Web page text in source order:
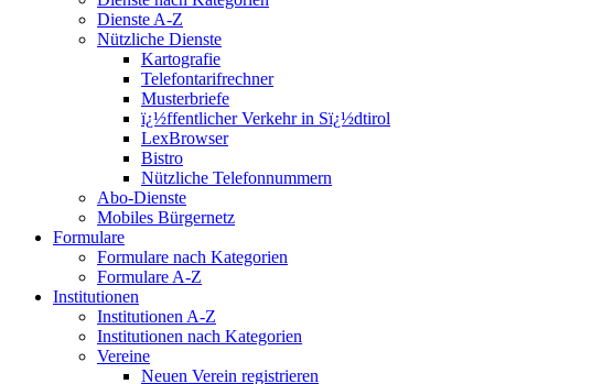
Dienste A-Z
Nützliche Dienste
Kartografie
Telefontarifrechner
Musterbriefe
ï¿½ffentlicher Verkehr in Sï¿½dtirol
LexBrowser
Bistro
Nützliche Telefonnummern
Abo-Dienste
Mobiles Bürgernetz
Formulare
Formulare nach Kategorien
Formulare A-Z
Institutionen
Institutionen A-Z
Institutionen nach Kategorien
Vereine
Neuen Verein registrieren